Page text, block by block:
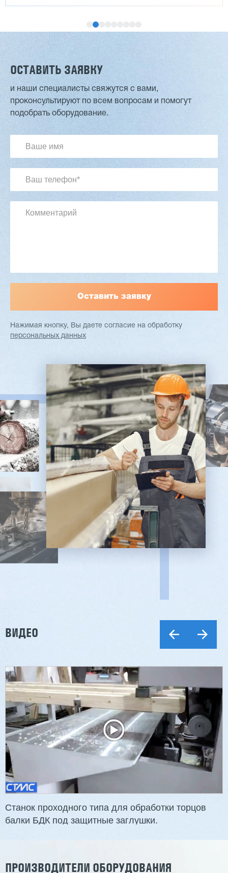
Двухсторонний шипорез MX6015
2 901 639 ₽
Артикул: 2497
Станок проходного типа
ОСТАВИТЬ ЗАЯВКУ
и наши специалисты свяжутся с вами,
проконсультируют по всем вопросам и помогут
подобрать оборудование.
Нажимая кнопку, Вы даете согласие на обработку
персональных данных
ВИДЕО
Станок проходного типа для обработки торцов
балки БДК под защитные заглушки.
ПРОИЗВОДИТЕЛИ ОБОРУДОВАНИЯ